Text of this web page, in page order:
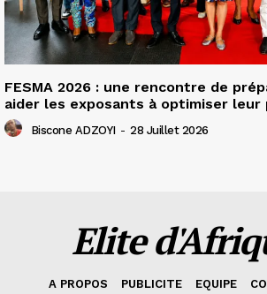
FESMA 2026 : une rencontre de
aider les exposants à optimiser leur
Biscone ADZOYI - 28 Juillet 2026
Elite
A PROPOS PUBLICITE EQUIPE